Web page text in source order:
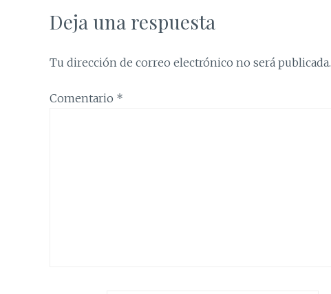
Deja una respuesta
Tu dirección de correo electrónico no será publicada.
Comentario *